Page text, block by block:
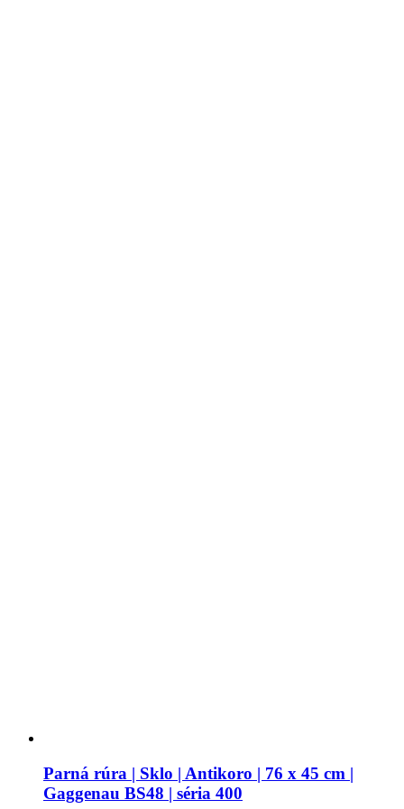
Parná rúra | Sklo | Antikoro | 76 x 45 cm |
Gaggenau BS48 | séria 400